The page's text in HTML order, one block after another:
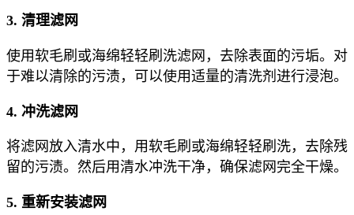
3. 清理滤网
使用软毛刷或海绵轻轻刷洗滤网，去除表面的污垢。对
于难以清除的污渍，可以使用适量的清洗剂进行浸泡。
4. 冲洗滤网
将滤网放入清水中，用软毛刷或海绵轻轻刷洗，去除残
留的污渍。然后用清水冲洗干净，确保滤网完全干燥。
5. 重新安装滤网